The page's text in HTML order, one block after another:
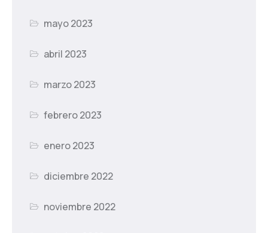
mayo 2023
abril 2023
marzo 2023
febrero 2023
enero 2023
diciembre 2022
noviembre 2022